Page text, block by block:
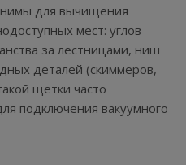
для вычищения
мест: углов
за лестницами, ниш
деталей (скиммеров,
щетки часто
подключения вакуумного